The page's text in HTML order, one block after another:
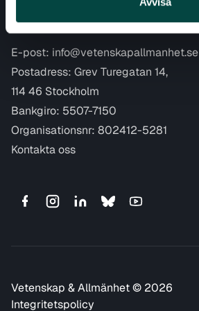
Kontaktuppgifter
E-post: info@vetenskapallmanhet.se
Postadress: Grev Turegatan 14,
114 46 Stockholm
Bankgiro: 5507-7150
Organisationsnr: 802412-5281
Kontakta oss
Vetenskap & Allmänhet © 2026
Integritetspolicy